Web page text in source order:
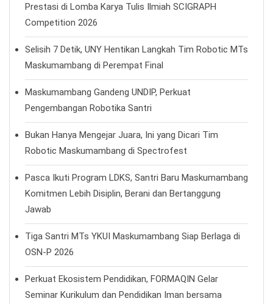
Prestasi di Lomba Karya Tulis Ilmiah SCIGRAPH
Competition 2026
Selisih 7 Detik, UNY Hentikan Langkah Tim Robotic MTs
Maskumambang di Perempat Final
Maskumambang Gandeng UNDIP, Perkuat
Pengembangan Robotika Santri
Bukan Hanya Mengejar Juara, Ini yang Dicari Tim
Robotic Maskumambang di Spectrofest
Pasca Ikuti Program LDKS, Santri Baru Maskumambang
Komitmen Lebih Disiplin, Berani dan Bertanggung
Jawab
Tiga Santri MTs YKUI Maskumambang Siap Berlaga di
OSN-P 2026
Perkuat Ekosistem Pendidikan, FORMAQIN Gelar
Seminar Kurikulum dan Pendidikan Iman bersama